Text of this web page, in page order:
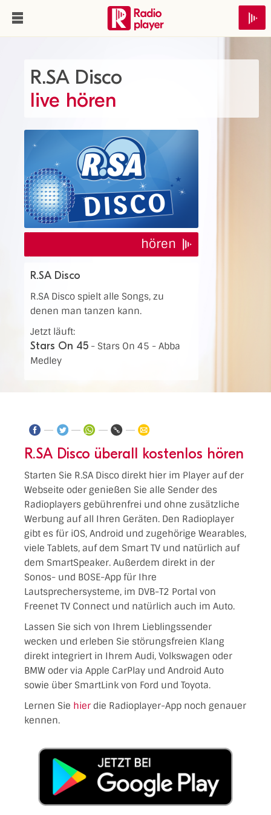
R.SA Disco
live hören
hören
R.SA Disco
R.SA Disco spielt alle Songs, zu
denen man tanzen kann.
Jetzt läuft:
Stars On 45 - Stars On 45 - Abba
Medley
R.SA Disco überall kostenlos hören
Starten Sie R.SA Disco direkt hier im Player auf der
Webseite oder genießen Sie alle Sender des
Radioplayers gebührenfrei und ohne zusätzliche
Werbung auf all Ihren Geräten. Den Radioplayer
gibt es für iOS, Android und zugehörige Wearables,
viele Tablets, auf dem Smart TV und natürlich auf
dem SmartSpeaker. Außerdem direkt in der
Sonos- und BOSE-App für Ihre
Lautsprechersysteme, im DVB-T2 Portal von
Freenet TV Connect und natürlich auch im Auto.
Lassen Sie sich von Ihrem Lieblingssender
wecken und erleben Sie störungsfreien Klang
direkt integriert in Ihrem Audi, Volkswagen oder
BMW oder via Apple CarPlay und Android Auto
sowie über SmartLink von Ford und Toyota.
Lernen Sie hier die Radioplayer-App noch genauer
kennen.